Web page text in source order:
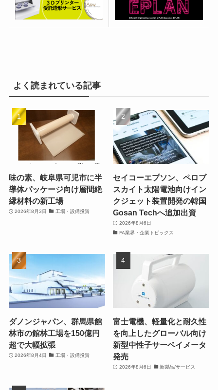
よく読まれている記事
味の素、岐阜県可児市に半
導体パッケージ向け層間絶
縁材料の新工場
2026年8月3日 工場・設備投資
セイコーエプソン、ペロブ
スカイト太陽電池向けイン
クジェット装置開発の韓国
Gosan Techへ追加出資
2026年8月6日
FA業界・企業トピックス
ダノンジャパン、群馬県館
林市の館林工場を150億円
超で大幅拡張
2026年8月4日 工場・設備投資
富士電機、軽量化と耐久性
を向上したグローバル向け
新型中性子サーベイメータ
発売
2026年8月6日 新製品/サービス